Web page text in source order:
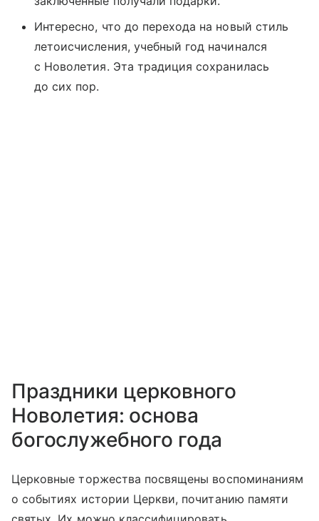
Интересно, что до перехода на новый стиль
летоисчисления, учебный год начинался
с Новолетия. Эта традиция сохранилась
до сих пор.
Праздники церковного
Новолетия: основа
богослужебного года
Церковные торжества посвящены воспоминаниям
о событиях истории Церкви, почитанию памяти